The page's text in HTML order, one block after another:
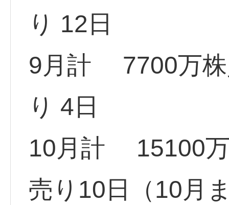
り 12日
9月計 7700万株
り 4日
10月計 15100万
売り10日（10月